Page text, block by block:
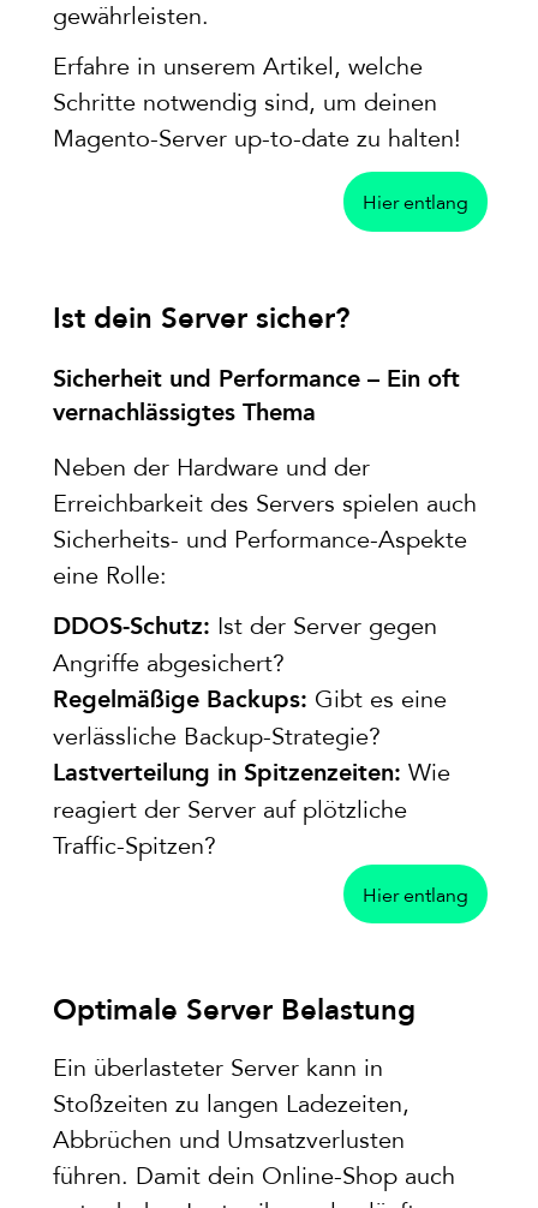
gewährleisten.
Erfahre in unserem Artikel, welche
Schritte notwendig sind, um deinen
Magento-Server up-to-date zu halten!
Hier entlang
Ist dein Server sicher?
Sicherheit und Performance – Ein oft
vernachlässigtes Thema
Neben der Hardware und der
Erreichbarkeit des Servers spielen auch
Sicherheits- und Performance-Aspekte
eine Rolle:
DDOS-Schutz: Ist der Server gegen
Angriffe abgesichert?
Regelmäßige Backups: Gibt es eine
verlässliche Backup-Strategie?
Lastverteilung in Spitzenzeiten: Wie
reagiert der Server auf plötzliche
Traffic-Spitzen?
Hier entlang
Optimale Server Belastung
Ein überlasteter Server kann in
Stoßzeiten zu langen Ladezeiten,
Abbrüchen und Umsatzverlusten
führen. Damit dein Online-Shop auch